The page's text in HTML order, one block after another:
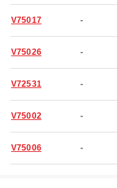
V75017 -
V75026 -
V72531 -
V75002 -
V75006 -